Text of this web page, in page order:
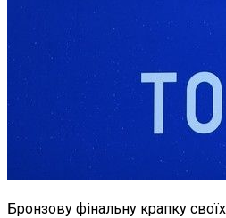
Бронзову фінальну крапку